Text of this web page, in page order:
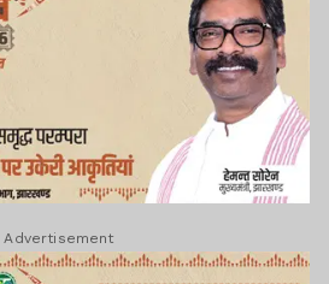
Advertisement